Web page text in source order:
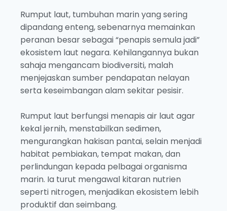
Rumput laut, tumbuhan marin yang sering
dipandang enteng, sebenarnya memainkan
peranan besar sebagai “penapis semula jadi”
ekosistem laut negara. Kehilangannya bukan
sahaja mengancam biodiversiti, malah
menjejaskan sumber pendapatan nelayan
serta keseimbangan alam sekitar pesisir.
Rumput laut berfungsi menapis air laut agar
kekal jernih, menstabilkan sedimen,
mengurangkan hakisan pantai, selain menjadi
habitat pembiakan, tempat makan, dan
perlindungan kepada pelbagai organisma
marin. Ia turut mengawal kitaran nutrien
seperti nitrogen, menjadikan ekosistem lebih
produktif dan seimbang.